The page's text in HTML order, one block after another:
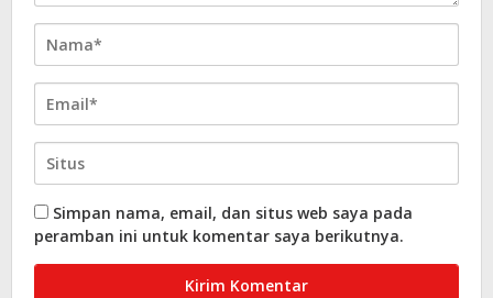
Simpan nama, email, dan situs web saya pada
peramban ini untuk komentar saya berikutnya.